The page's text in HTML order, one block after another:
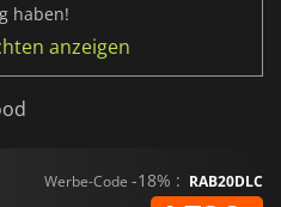
haben!
anzeigen
Werbe-Code -18% : RAB20DLC